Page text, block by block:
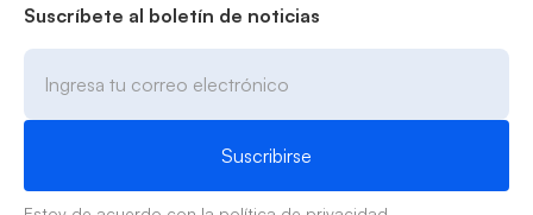
Suscríbete al boletín de noticias